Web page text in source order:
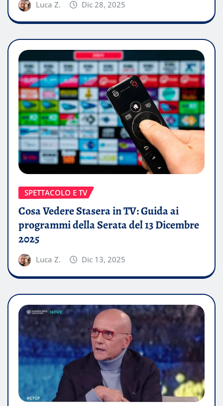
Luca Z. Dic 28, 2025
SPETTACOLO E TV
Cosa Vedere Stasera in TV: Guida ai
programmi della Serata del 13 Dicembre
2025
Luca Z. Dic 13, 2025